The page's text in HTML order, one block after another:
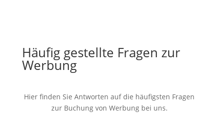
Häufig gestellte Fragen zur
Werbung
Hier finden Sie Antworten auf die häufigsten Fragen
zur Buchung von Werbung bei uns.